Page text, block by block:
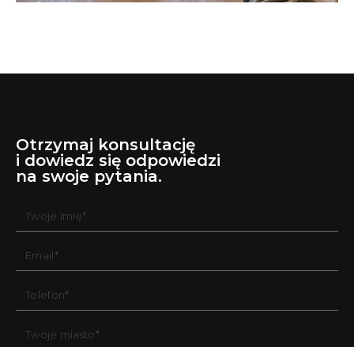
Otrzymaj konsultację
i dowiedz się odpowiedzi
na swoje pytania.